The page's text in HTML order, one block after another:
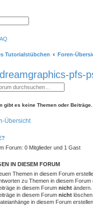
t
e
e
S
u
c
Tutorialstübchen Foren-
pfs-
gibt es keine Themen oder Beiträge.
Übersicht
Forum: 0 Mitglieder und 1 Gast
IN DIESEM FORUM
Themen in diesem Forum
zu Themen in diesem Forum
in diesem Forum nicht ändern.
in diesem Forum nicht löschen.
in diesem Forum erstellen.